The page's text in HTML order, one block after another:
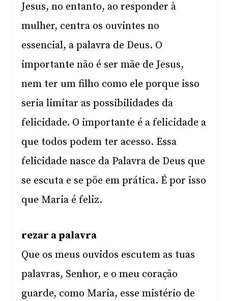
Jesus, no entanto, ao responder à
mulher, centra os ouvintes no
essencial, a palavra de Deus. O
importante não é ser mãe de Jesus,
nem ter um filho como ele porque isso
seria limitar as possibilidades da
felicidade. O importante é a felicidade a
que todos podem ter acesso. Essa
felicidade nasce da Palavra de Deus que
se escuta e se põe em prática. É por isso
que Maria é feliz.
rezar a palavra
Que os meus ouvidos escutem as tuas
palavras, Senhor, e o meu coração
guarde, como Maria, esse mistério de